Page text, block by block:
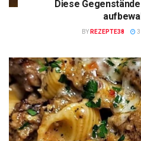
Diese
BY REZEPTE38 3